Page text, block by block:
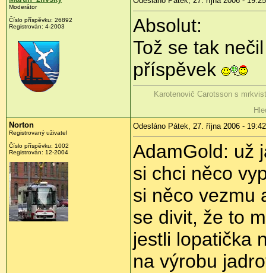
Moderátor
Číslo příspěvku: 26892
Registrován: 4-2003
Absolut:
Tož se tak
příspěvek
Karotenovič Carotsson s
Norton
Registrovaný uživatel
Číslo příspěvku: 1002
Registrován: 12-2004
Odesláno Pátek, 27. října 2006 - 19:42
AdamGold: už
si chci něco
si něco vezmu
se divit, že to
jestli lopatička
na výrobu